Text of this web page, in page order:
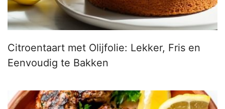
Citroentaart met Olijfolie: Lekker, Fris en
Eenvoudig te Bakken